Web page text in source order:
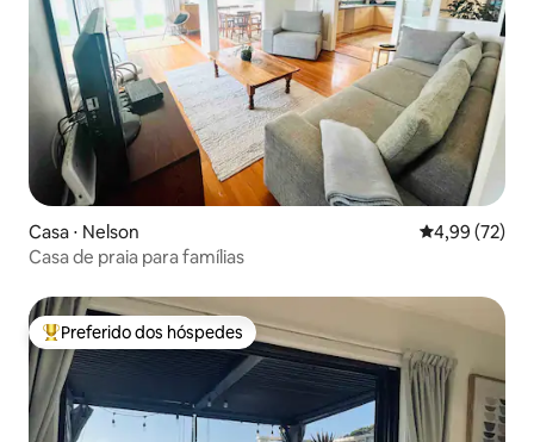
Casa ⋅ Nelson 4,99 de uma
4,99 (72)
Casa de praia para famílias
Entre os melhores preferidos dos hóspedes
Preferido dos hóspedes